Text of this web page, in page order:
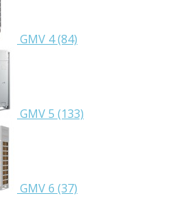
GMV 4 (84)
GMV 5 (133)
GMV 6 (37)